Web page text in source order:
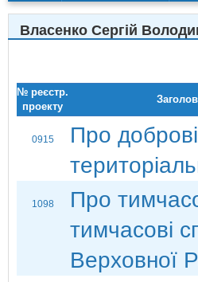
Власенко Сергій
№ реєстр.
проекту
0915
Про
1098
Про
тимчасові
Верховної